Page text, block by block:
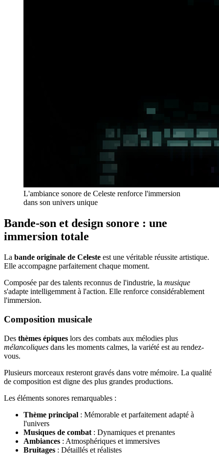
L'ambiance sonore de Celeste renforce l'immersion
dans son univers unique
Bande-son et design sonore : une
immersion totale
La bande originale de Celeste est une véritable réussite artistique.
Elle accompagne parfaitement chaque moment.
Composée par des talents reconnus de l'industrie, la musique
s'adapte intelligemment à l'action. Elle renforce considérablement
l'immersion.
Composition musicale
Des thèmes épiques lors des combats aux mélodies plus
mélancoliques dans les moments calmes, la variété est au rendez-
vous.
Plusieurs morceaux resteront gravés dans votre mémoire. La qualité
de composition est digne des plus grandes productions.
Les éléments sonores remarquables :
Thème principal : Mémorable et parfaitement adapté à
l'univers
Musiques de combat : Dynamiques et prenantes
Ambiances : Atmosphériques et immersives
Bruitages : Détaillés et réalistes